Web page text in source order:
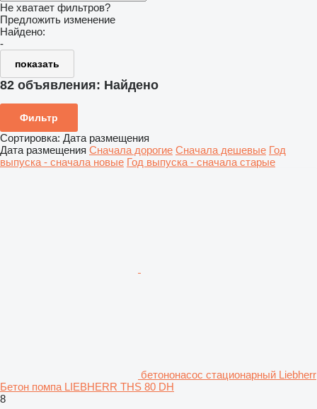
Не хватает фильтров?
Предложить изменение
Найдено:
-
показать
82 объявления: Найдено
Фильтр
Сортировка: Дата размещения
Дата размещения Сначала дорогие Сначала дешевые Год
выпуска - сначала новые Год выпуска - сначала старые
бетононасос стационарный Liebherr
Бетон помпа LIEBHERR THS 80 DH
8